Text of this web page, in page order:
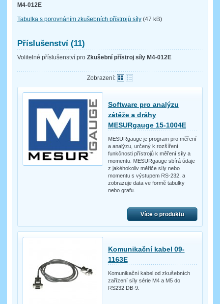
M4-012E
Tabulka s porovnáním zkušebních přístrojů síly (47 kB)
Příslušenství (11)
Volitelné příslušenství pro Zkušební přístroj síly M4-012E
Zobrazení:
Software pro analýzu
zátěže a dráhy
MESURgauge 15-1004E
MESURgauge je program pro měření
a analýzu, určený k rozšíření
funkčnosti přístrojů k měření síly a
momentu. MESURgauge sbírá údaje
z jakéhokoliv měřiče síly nebo
momentu s výstupem RS-232, a
zobrazuje data ve formě tabulky
nebo grafu.
Více o produktu
Komunikační kabel 09-
1163E
Komunikační kabel od zkušebních
zařízení síly série M4 a M5 do
RS232 DB-9.